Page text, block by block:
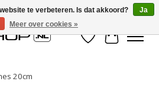
Verlanglijst
20cm
te verbeteren. Is dat akkoord?
Ja
Meer over cookies »